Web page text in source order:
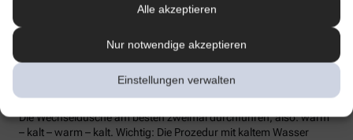
Alle akzeptieren
Nur notwendige akzeptieren
Einstellungen verwalten
Dusche. Anschließend die Wassertemperatur auf kühl bis kalt
stellen und den Wasserstrahl vom rechten Fuß entlang bis zur
Hüfte führen und auf der Innenseite des Oberschenkels wieder
Dann sind die Arme dran: Auch hier geht’s wieder von unten nach
oben, beginnend am rechten Handrücken bis zur Schulter und
von der Achsel am Innenarm wieder bis zur Handfläche zurück.
Die Wechseldusche am besten zweimal durchführen, also: warm
– kalt – warm – kalt. Wichtig: Die Prozedur mit kaltem Wasser